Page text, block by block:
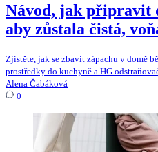
Návod, jak připravit
aby zůstala čistá,
Zjistěte, jak se zbavit zápachu v domě
prostředky do kuchyně a HG
Alena Čabáková
0